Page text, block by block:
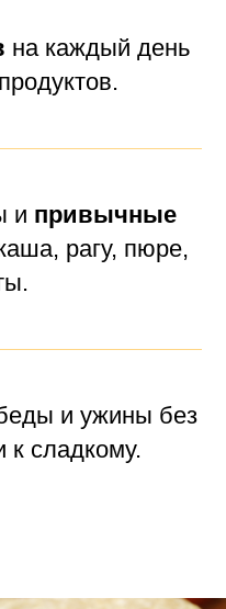
на каждый день
и привычные
рагу, пюре,
и ужины без
к сладкому.